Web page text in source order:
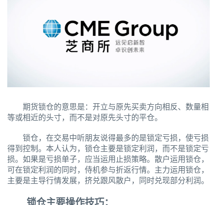
期货锁仓的意思是：开立与原先买卖方向相反、数量相
等或相近的头寸，而不是对原先头寸的平仓。
锁仓，在交易中听朋友说得最多的是锁定亏损，使亏损
得到控制。本人认为，锁仓主要是锁定利润，而不是锁定亏
损。如果是亏损单子，应当运用止损策略。散户运用锁仓，
可在锁定利润的同时，侍机参与折返行情。主力运用锁仓，
主要是主导行情发展，挤兑跟风散户，同时兑现部分利润。
锁仓主要操作技巧：